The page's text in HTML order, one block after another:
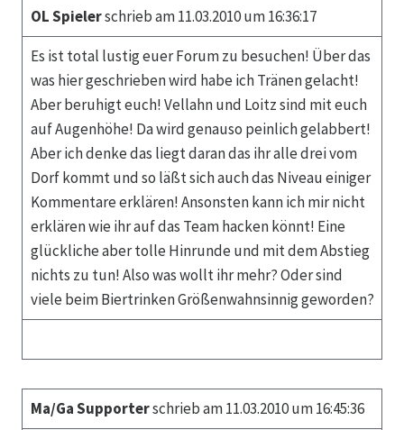
OL Spielerschrieb am 11.03.2010 um 16:36:17
Es ist total lustig euer Forum zu besuchen! Über das
was hier geschrieben wird habe ich Tränen gelacht!
Aber beruhigt euch! Vellahn und Loitz sind mit euch
auf Augenhöhe! Da wird genauso peinlich gelabbert!
Aber ich denke das liegt daran das ihr alle drei vom
Dorf kommt und so läßt sich auch das Niveau einiger
Kommentare erklären! Ansonsten kann ich mir nicht
erklären wie ihr auf das Team hacken könnt! Eine
glückliche aber tolle Hinrunde und mit dem Abstieg
nichts zu tun! Also was wollt ihr mehr? Oder sind
viele beim Biertrinken Größenwahnsinnig geworden?
Ma/Ga Supporterschrieb am 11.03.2010 um 16:45:36